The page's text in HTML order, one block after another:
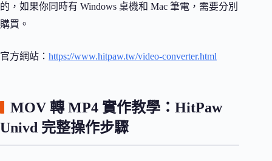
的，如果你同時有 Windows 桌機和 Mac 筆電，需要分別
購買。
官方網站： https://www.hitpaw.tw/video-converter.html
MOV 轉 MP4 實作教學：HitPaw
Univd 完整操作步驟